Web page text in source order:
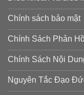
Chính sách bảo mật
Chính Sách Phản
Chính Sách Nội
Nguyên Tắc Đạo